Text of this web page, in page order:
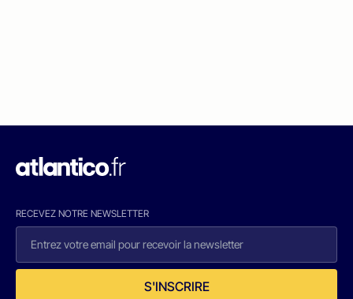
RECEVEZ NOTRE NEWSLETTER
S'INSCRIRE